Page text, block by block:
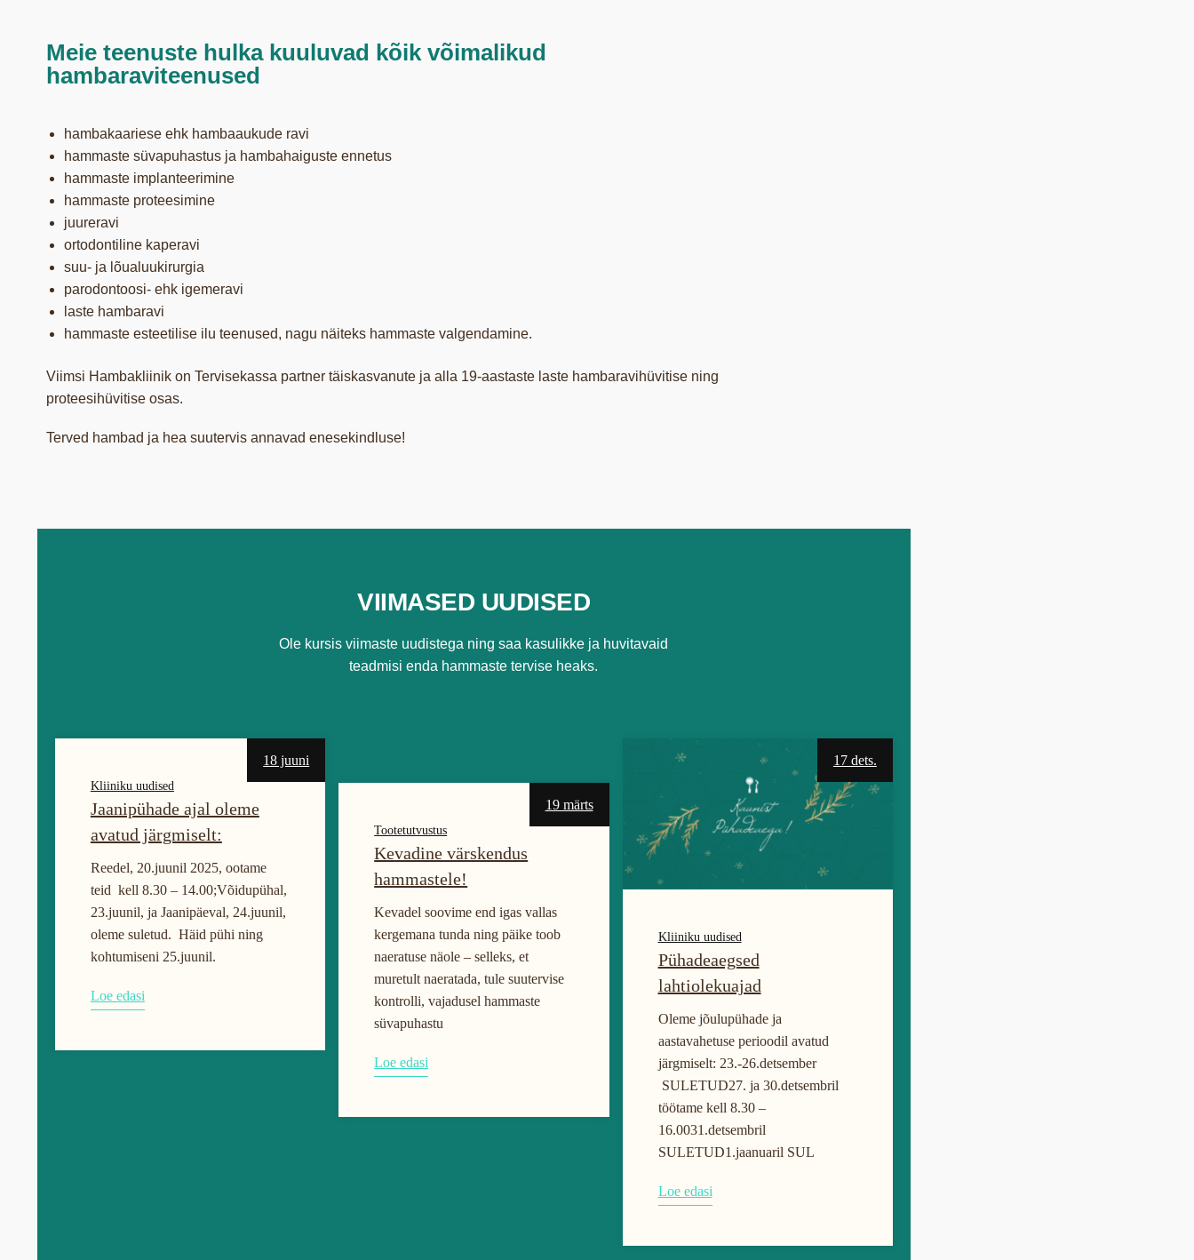
Meie teenuste hulka kuuluvad kõik võimalikud
hambaraviteenused
hambakaariese ehk hambaaukude ravi
hammaste süvapuhastus ja hambahaiguste ennetus
hammaste implanteerimine
hammaste proteesimine
juureravi
ortodontiline kaperavi
suu- ja lõualuukirurgia
parodontoosi- ehk igemeravi
laste hambaravi
hammaste esteetilise ilu teenused, nagu näiteks hammaste valgendamine.
Viimsi Hambakliinik on Tervisekassa partner täiskasvanute ja alla 19-aastaste laste hambaravihüvitise ning
proteesihüvitise osas.
Terved hambad ja hea suutervis annavad enesekindluse!
VIIMASED UUDISED
Ole kursis viimaste uudistega ning saa kasulikke ja huvitavaid
teadmisienda hammaste tervise heaks.
18 juuni
Kliiniku uudised
Jaanipühade ajal oleme
avatud järgmiselt:
Reedel, 20.juunil 2025, ootame
teid kell 8.30 – 14.00;Võidupühal,
23.juunil, ja Jaanipäeval, 24.juunil,
oleme suletud. Häid pühi ning
kohtumiseni 25.juunil.
Loe edasi
19 märts
Tootetutvustus
Kevadine värskendus
hammastele!
Kevadel soovime end igas vallas
kergemana tunda ning päike toob
naeratuse näole – selleks, et
muretult naeratada, tule suutervise
kontrolli, vajadusel hammaste
süvapuhastu
Loe edasi
17 dets.
Kliiniku uudised
Pühadeaegsed
lahtiolekuajad
Oleme jõulupühade ja
aastavahetuse perioodil avatud
järgmiselt: 23.-26.detsember
SULETUD27. ja 30.detsembril
töötame kell 8.30 –
16.0031.detsembril
SULETUD1.jaanuaril SUL
Loe edasi